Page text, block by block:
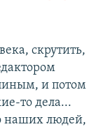
скрутить,
и потом
то дела...
наших людей,